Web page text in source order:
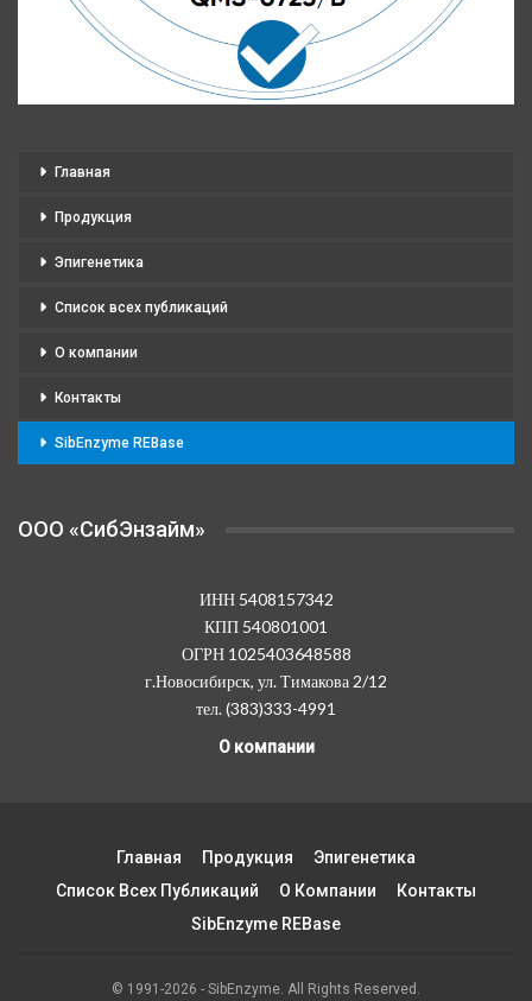
Главная
Продукция
Эпигенетика
Список всех публикаций
О компании
Контакты
SibEnzyme REBase
OOO «СибЭнзайм»
ИНН 5408157342
КПП 540801001
ОГРН 1025403648588
г.Новосибирск, ул. Тимакова 2/12
тел. (383)333-4991
О компании
Главная Продукция
Эпигенетика
Список Всех Публикаций
О Компании
Контакты
SibEnzyme REBase
© 1991-2026 - SibEnzyme. All Rights Reserved.